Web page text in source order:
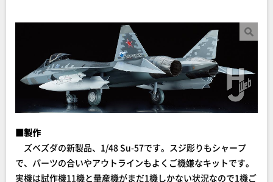
■製作
ズベズダの新製品、1/48 Su-57です。スジ彫りもシャープ
で、パーツの合いやアウトラインもよくご機嫌なキットです。
実機は試作機11機と量産機がまだ1機しかない状況なので1機ご